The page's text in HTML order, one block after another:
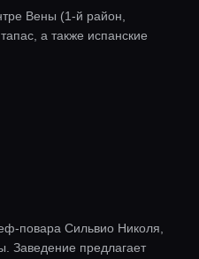
Вены (1-й район,
а также испанские
повара Сильвио Николя,
Заведение предлагает